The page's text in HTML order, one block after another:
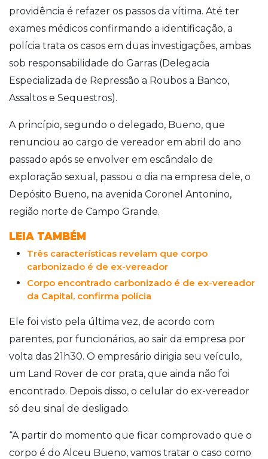
providência é refazer os passos da vítima. Até ter
exames médicos confirmando a identificação, a
polícia trata os casos em duas investigações, ambas
sob responsabilidade do Garras (Delegacia
Especializada de Repressão a Roubos a Banco,
Assaltos e Sequestros).
A princípio, segundo o delegado, Bueno, que
renunciou ao cargo de vereador em abril do ano
passado após se envolver em escândalo de
exploração sexual, passou o dia na empresa dele, o
Depósito Bueno, na avenida Coronel Antonino,
região norte de Campo Grande.
LEIA TAMBÉM
Três características revelam que corpo
carbonizado é de ex-vereador
Corpo encontrado carbonizado é de ex-vereador
da Capital, confirma polícia
Ele foi visto pela última vez, de acordo com
parentes, por funcionários, ao sair da empresa por
volta das 21h30. O empresário dirigia seu veículo,
um Land Rover de cor prata, que ainda não foi
encontrado. Depois disso, o celular do ex-vereador
só deu sinal de desligado.
“A partir do momento que ficar comprovado que o
corpo é do Alceu Bueno, vamos tratar o caso como